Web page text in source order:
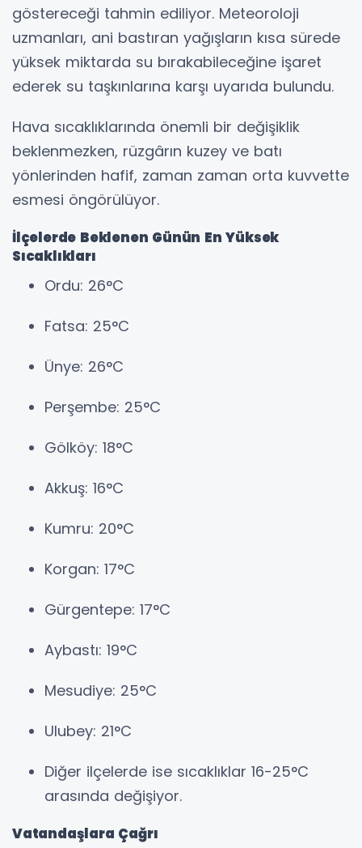
göstereceği tahmin ediliyor. Meteoroloji
uzmanları, ani bastıran yağışların kısa sürede
yüksek miktarda su bırakabileceğine işaret
ederek su taşkınlarına karşı uyarıda bulundu.
Hava sıcaklıklarında önemli bir değişiklik
beklenmezken, rüzgârın kuzey ve batı
yönlerinden hafif, zaman zaman orta kuvvette
esmesi öngörülüyor.
İlçelerde Beklenen Günün En Yüksek
Sıcaklıkları
Ordu: 26°C
Fatsa: 25°C
Ünye: 26°C
Perşembe: 25°C
Gölköy: 18°C
Akkuş: 16°C
Kumru: 20°C
Korgan: 17°C
Gürgentepe: 17°C
Aybastı: 19°C
Mesudiye: 25°C
Ulubey: 21°C
Diğer ilçelerde ise sıcaklıklar 16-25°C
arasında değişiyor.
Vatandaşlara Çağrı